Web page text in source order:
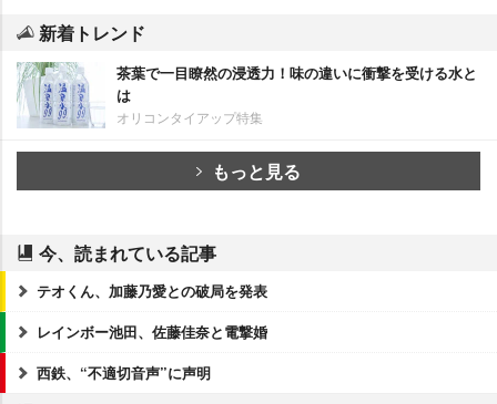
新着トレンド
茶葉で一目瞭然の浸透力！味の違いに衝撃を受ける水と
は
オリコンタイアップ特集
もっと見る
今、読まれている記事
テオくん、加藤乃愛との破局を発表
レインボー池田、佐藤佳奈と電撃婚
西鉄、“不適切音声”に声明